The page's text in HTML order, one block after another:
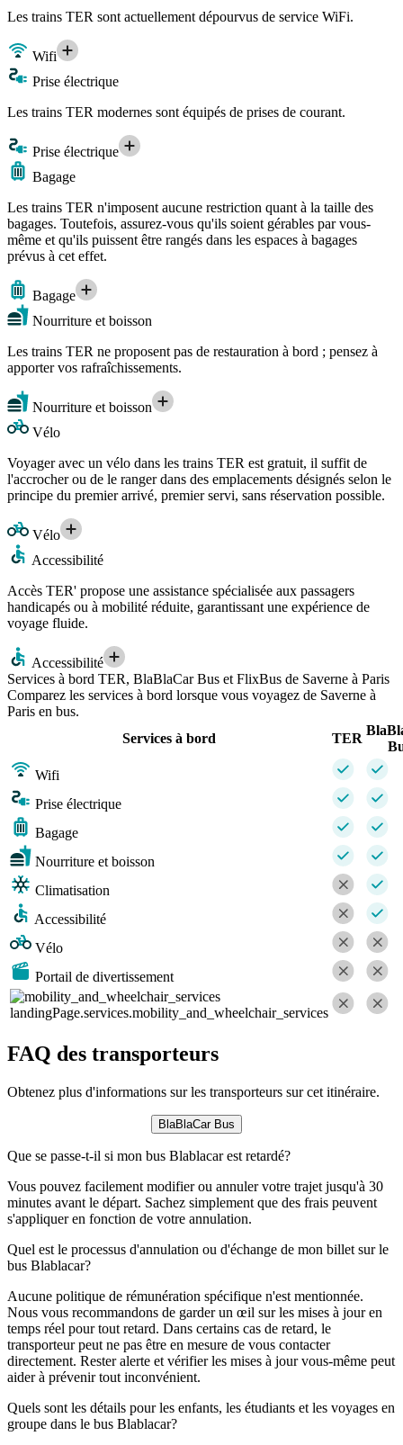
Les trains TER sont actuellement dépourvus de service WiFi.
Wifi
Prise électrique
Les trains TER modernes sont équipés de prises de courant.
Prise électrique
Bagage
Les trains TER n'imposent aucune restriction quant à la taille des
bagages. Toutefois, assurez-vous qu'ils soient gérables par vous-
même et qu'ils puissent être rangés dans les espaces à bagages
prévus à cet effet.
Bagage
Nourriture et boisson
Les trains TER ne proposent pas de restauration à bord ; pensez à
apporter vos rafraîchissements.
Nourriture et boisson
Vélo
Voyager avec un vélo dans les trains TER est gratuit, il suffit de
l'accrocher ou de le ranger dans des emplacements désignés selon le
principe du premier arrivé, premier servi, sans réservation possible.
Vélo
Accessibilité
Accès TER' propose une assistance spécialisée aux passagers
handicapés ou à mobilité réduite, garantissant une expérience de
voyage fluide.
Accessibilité
Services à bord TER, BlaBlaCar Bus et FlixBus de Saverne à Paris
Comparez les services à bord lorsque vous voyagez de Saverne à
Paris en bus.
Services à bord
TER
Wifi
Prise électrique
Bagage
Nourriture et boisson
Climatisation
Accessibilité
Vélo
Portail de divertissement
landingPage.services.mobility_and_wheelchair_services
FAQ des transporteurs
Obtenez plus d'informations sur les transporteurs sur cet itinéraire.
BlaBlaCar Bus
Que se passe-t-il si mon bus Blablacar est retardé?
Vous pouvez facilement modifier ou annuler votre trajet jusqu'à 30
minutes avant le départ. Sachez simplement que des frais peuvent
s'appliquer en fonction de votre annulation.
Quel est le processus d'annulation ou d'échange de mon billet sur le
bus Blablacar?
Aucune politique de rémunération spécifique n'est mentionnée.
Nous vous recommandons de garder un œil sur les mises à jour en
temps réel pour tout retard. Dans certains cas de retard, le
transporteur peut ne pas être en mesure de vous contacter
directement. Rester alerte et vérifier les mises à jour vous-même peut
aider à prévenir tout inconvénient.
Quels sont les détails pour les enfants, les étudiants et les voyages en
groupe dans le bus Blablacar?